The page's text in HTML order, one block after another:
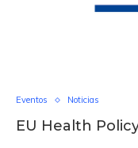
Eventos Noticias
EU Health